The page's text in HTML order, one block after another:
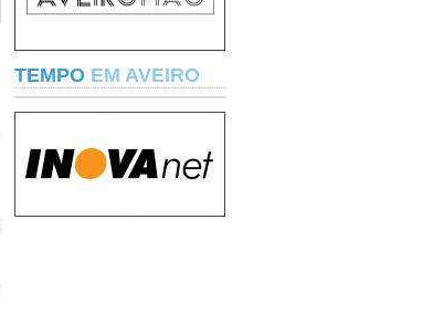
TEMPO EM AVEIRO